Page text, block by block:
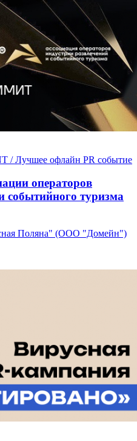
/ Лучшее офлайн PR событие
операторов
событийного туризма
Поляна" (ООО "Домейн")